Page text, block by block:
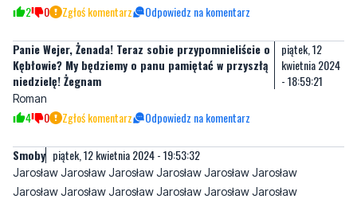
2 0 Zgłoś komentarz Odpowiedz na komentarz
Panie Wejer, Żenada! Teraz sobie przypomnieliście o
Kębłowie? My będziemy o panu pamiętać w przyszłą
niedzielę! Żegnam
piątek, 12
kwietnia 2024
- 18:59:21
Roman
4 0 Zgłoś komentarz Odpowiedz na komentarz
Smoby piątek, 12 kwietnia 2024 - 19:53:32
Jarosław Jarosław Jarosław Jarosław Jarosław Jarosław
Jarosław Jarosław Jarosław Jarosław Jarosław Jarosław